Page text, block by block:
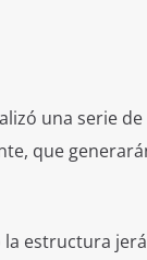
una serie
que
estructura